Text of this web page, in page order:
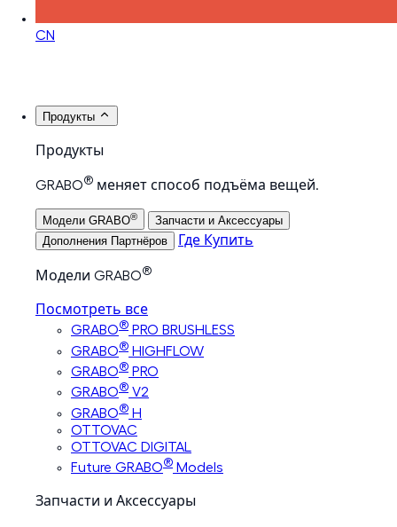
CN
Продукты
Продукты
GRABO® меняет способ подъёма вещей.
Модели GRABO®
Запчасти и Аксессуары
Дополнения Партнёров
Где Купить
Модели GRABO®
Посмотреть все
GRABO® PRO BRUSHLESS
GRABO® HIGHFLOW
GRABO® PRO
GRABO® V2
GRABO® H
OTTOVAC
OTTOVAC DIGITAL
Future GRABO® Models
Запчасти и Аксессуары